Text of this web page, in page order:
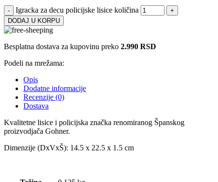
Igracka za decu policijske lisice količina
DODAJ U KORPU
Besplatna dostava za kupovinu preko 2.990 RSD
Podeli na mrežama:
Opis
Dodatne informacije
Recenzije (0)
Dostava
Kvalitetne lisice i policijska značka renomiranog Španskog
proizvodjača Gohner.
Dimenzije (DxVxŠ): 14.5 x 22.5 x 1.5 cm